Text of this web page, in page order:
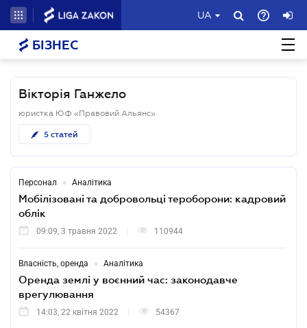
UA
БІЗНЕС
Вікторія Ганжело
юристка ЮФ «Правовий Альянс»
5 статей
Персонал • Аналітика
Мобілізовані та добровольці тероборони: кадровий
облік
09:09, 3 травня 2022 110944
Власність, оренда • Аналітика
Оренда землі у воєнний час: законодавче
врегулювання
14:03, 22 квітня 2022 54367